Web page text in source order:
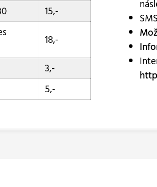
15,-
18,-
3,-
5,-